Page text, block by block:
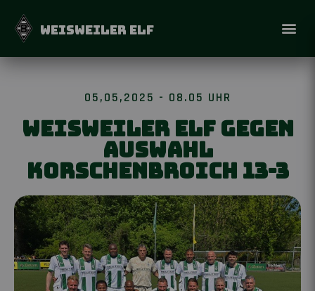
WEISWEILER ELF
05,05,2025 - 08.05 UHR
Weisweiler Elf gegen
Auswahl
Korschenbroich 13-3